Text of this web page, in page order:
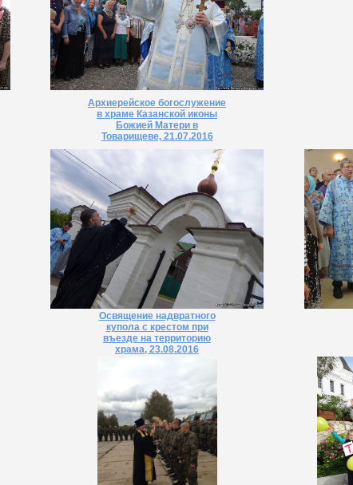
Архиерейское богослужение
в храме Казанской иконы
Божией Матери в
Товарищеве, 21.07.2016
Освящение надвратного
купола с крестом при
въезде на территорию
храма, 23.08.2016